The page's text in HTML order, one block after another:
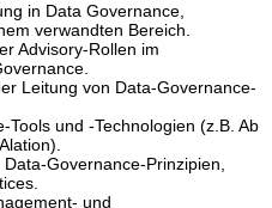
in Data Governance,
verwandten Bereich.
Advisory-Rollen im
Leitung von Data-Governance-
und -Technologien (z.B. Ab
Governance-Prinzipien,
und